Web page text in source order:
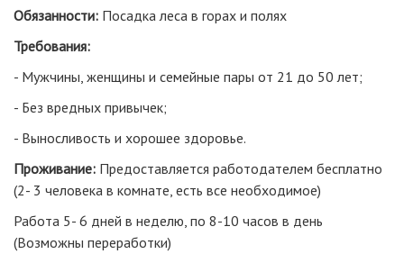
Обязанности: Посадка леса в горах и полях
Требования:
- Мужчины, женщины и семейные пары от 21 до 50 лет;
- Без вредных привычек;
- Выносливость и хорошее здоровье.
Проживание: Предоставляется работодателем бесплатно
(2- 3 человека в комнате, есть все необходимое)
Работа 5- 6 дней в неделю, по 8-10 часов в день
(Возможны переработки)